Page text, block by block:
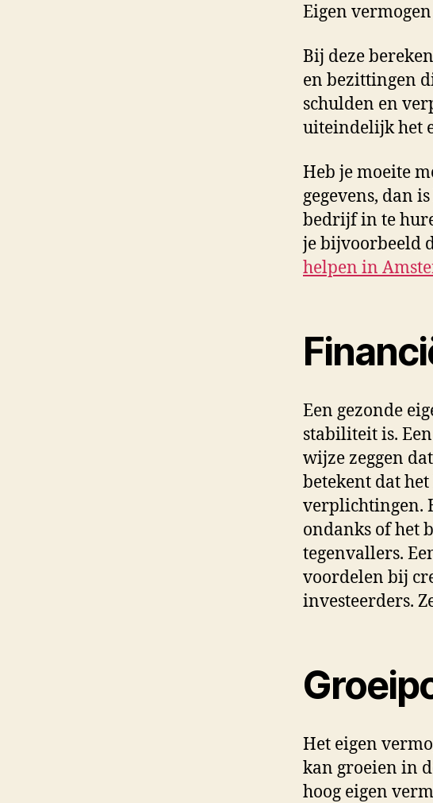
Eigen
Bij deze
en bezittingen
schulden en
uiteindelijk het
Heb je moeite
gegevens, dan
bedrijf in te
je bijvoorbeeld
helpen in
Een gezonde
stabiliteit is.
wijze zeggen
betekent dat
verplichtingen.
ondanks of het
tegenvallers.
voordelen bij
investeerders.
Het eigen
kan groeien in
hoog eigen